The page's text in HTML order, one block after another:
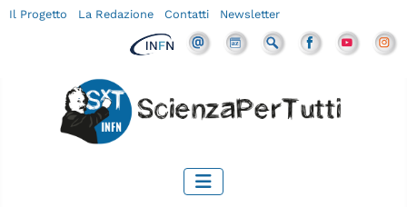
Il Progetto La Redazione Contatti Newsletter